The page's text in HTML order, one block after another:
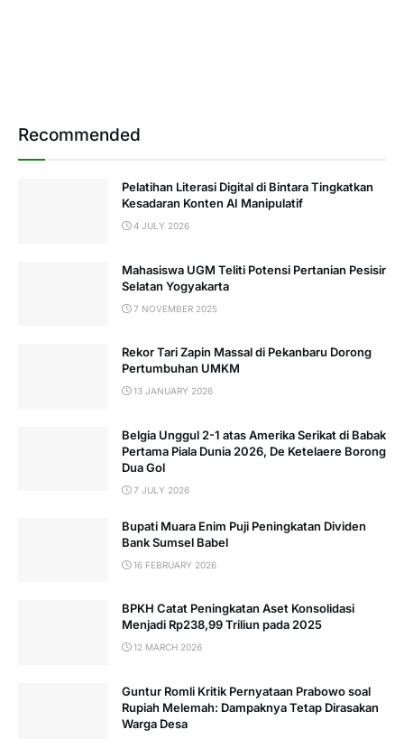
Recommended
Pelatihan Literasi Digital di Bintara Tingkatkan
Kesadaran Konten AI Manipulatif
4 JULY 2026
Mahasiswa UGM Teliti Potensi Pertanian Pesisir
Selatan Yogyakarta
7 NOVEMBER 2025
Rekor Tari Zapin Massal di Pekanbaru Dorong
Pertumbuhan UMKM
13 JANUARY 2026
Belgia Unggul 2-1 atas Amerika Serikat di Babak
Pertama Piala Dunia 2026, De Ketelaere Borong
Dua Gol
7 JULY 2026
Bupati Muara Enim Puji Peningkatan Dividen
Bank Sumsel Babel
16 FEBRUARY 2026
BPKH Catat Peningkatan Aset Konsolidasi
Menjadi Rp238,99 Triliun pada 2025
12 MARCH 2026
Guntur Romli Kritik Pernyataan Prabowo soal
Rupiah Melemah: Dampaknya Tetap Dirasakan
Warga Desa